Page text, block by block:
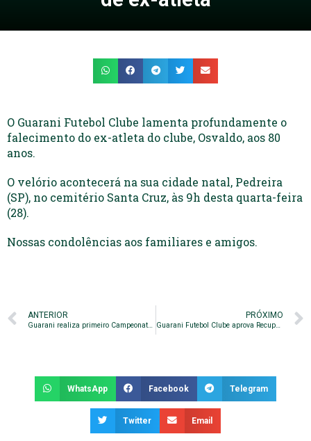
O Guarani Futebol Clube lamenta profundamente o
falecimento do ex-atleta do clube, Osvaldo, aos 80
anos.
O velório acontecerá na sua cidade natal, Pedreira
(SP), no cemitério Santa Cruz, às 9h desta quarta-feira
(28).
Nossas condolências aos familiares e amigos.
ANTERIOR
Guarani realiza primeiro Campeonato Interno de Futsal de 2024
PRÓXIMO
Guarani Futebol Clube aprova Recuperação Judicial
WhatsApp Facebook Telegram
Twitter Email